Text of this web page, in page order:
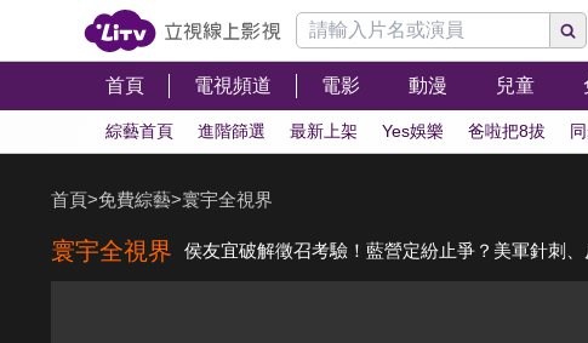
首頁 電視頻道 電影 動漫 兒童
綜藝首頁 進階篩選 最新上架 Yes娛樂 爸啦把8拔
首頁>免費綜藝>寰宇全視界
寰宇全視界 侯友宜破解徵召考驗！藍營定紛止爭？美軍針刺